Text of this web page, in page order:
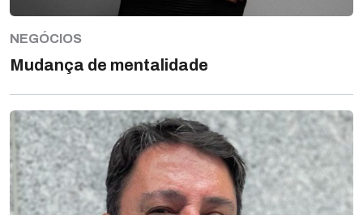
NEGÓCIOS
Mudança de mentalidade